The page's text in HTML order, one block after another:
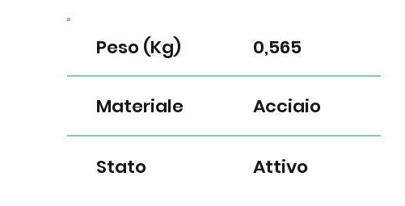
Peso (Kg)
Materiale
Stato
0,565
Acciaio
Attivo